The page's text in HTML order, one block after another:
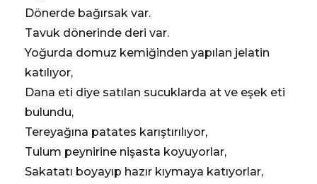
Dönerde bağırsak var.
Tavuk dönerinde deri var.
Yoğurda domuz kemiğinden yapılan jelatin
katılıyor,
Dana eti diye satılan sucuklarda at ve eşek eti
bulundu,
Tereyağına patates karıştırılıyor,
Tulum peynirine nişasta koyuyorlar,
Sakatatı boyayıp hazır kıymaya katıyorlar,